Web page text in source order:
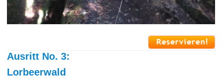
Ausritt No. 3:
Lorbeerwald